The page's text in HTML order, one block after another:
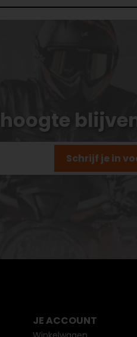
hoogte
Schrijf je in
JE ACCOUNT